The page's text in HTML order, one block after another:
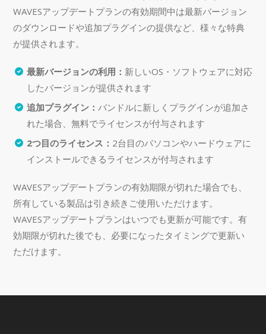
WAVESアップデートプランの有効期間中は最新バージョン
のダウンロードや追加プラグインの提供など、様々な特典
が提供されます。
最新バージョンの利用： 新しいOS・ソフトウェアに対応
したバージョンが提供されます
追加プラグイン： バンドルに新しくプラグインが追加さ
れた場合、無料でライセンスが付与されます
2つ目のライセンス： 2台目のパソコンやハードウェアに
インストールできるライセンスが付与されます
WAVESアップデートプランの有効期限が切れた場合でも、
所有している製品は引き続きご使用いただけます。
WAVESアップデートプランはいつでも更新が可能です。有
効期限が切れた後でも、必要になったタイミングで更新い
ただけます。